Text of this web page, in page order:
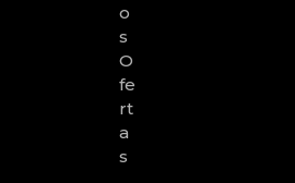
O
S
O
Fe
Rt
A
S